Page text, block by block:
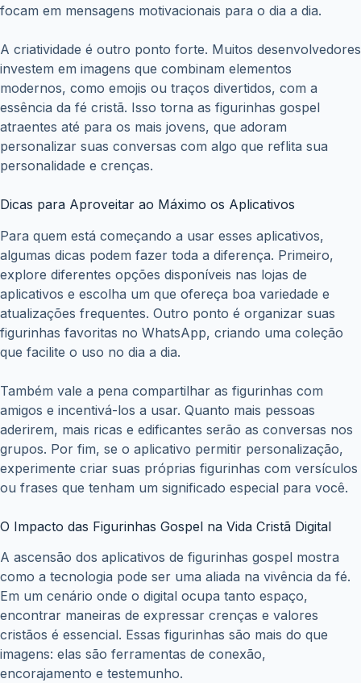
focam em mensagens motivacionais para o dia a dia.
A criatividade é outro ponto forte. Muitos desenvolvedores
investem em imagens que combinam elementos
modernos, como emojis ou traços divertidos, com a
essência da fé cristã. Isso torna as figurinhas gospel
atraentes até para os mais jovens, que adoram
personalizar suas conversas com algo que reflita sua
personalidade e crenças.
Dicas para Aproveitar ao Máximo os Aplicativos
Para quem está começando a usar esses aplicativos,
algumas dicas podem fazer toda a diferença. Primeiro,
explore diferentes opções disponíveis nas lojas de
aplicativos e escolha um que ofereça boa variedade e
atualizações frequentes. Outro ponto é organizar suas
figurinhas favoritas no WhatsApp, criando uma coleção
que facilite o uso no dia a dia.
Também vale a pena compartilhar as figurinhas com
amigos e incentivá-los a usar. Quanto mais pessoas
aderirem, mais ricas e edificantes serão as conversas nos
grupos. Por fim, se o aplicativo permitir personalização,
experimente criar suas próprias figurinhas com versículos
ou frases que tenham um significado especial para você.
O Impacto das Figurinhas Gospel na Vida Cristã Digital
A ascensão dos aplicativos de figurinhas gospel mostra
como a tecnologia pode ser uma aliada na vivência da fé.
Em um cenário onde o digital ocupa tanto espaço,
encontrar maneiras de expressar crenças e valores
cristãos é essencial. Essas figurinhas são mais do que
imagens: elas são ferramentas de conexão,
encorajamento e testemunho.